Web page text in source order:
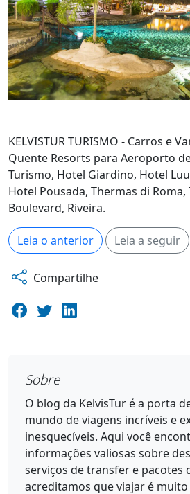
KELVISTUR TURISMO - Carros e
Quente Resorts para Aeroporto
Turismo, Hotel Giardino, Hotel
Hotel Pousada, Thermas di Roma,
Boulevard, Riveira.
Leia o anterior Leia a seguir
Compartilhe
Sobre
O blog da KelvisTur é a porta
mundo de viagens incríveis e
inesquecíveis. Aqui você
informações valiosas sobre
serviços de transfer e pacotes
acreditamos que viajar é